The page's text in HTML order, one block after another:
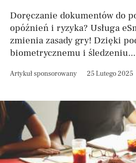
Doręczanie dokumentów do
opóźnień i ryzyka? Usługa
zmienia zasady gry! Dzięki
biometrycznemu i śledzeniu...
Artykuł sponsorowany 25 Lutego 2025